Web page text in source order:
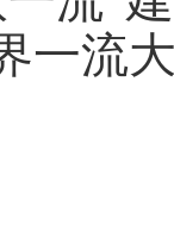
一流